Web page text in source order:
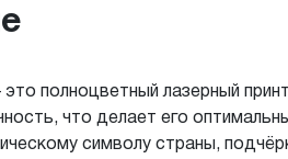
полноцветный лазерный
что делает его
символу страны,